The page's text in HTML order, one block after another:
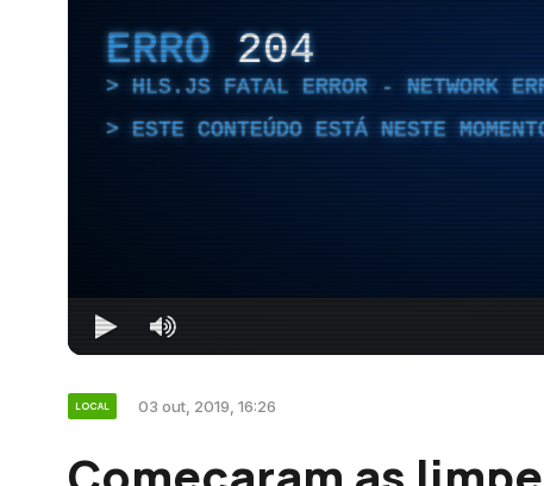
ERRO 204
HLS.JS FATAL ERROR - NETWORK
ESTE CONTEÚDO ESTÁ NESTE
LOCAL 03 out, 2019, 16:26